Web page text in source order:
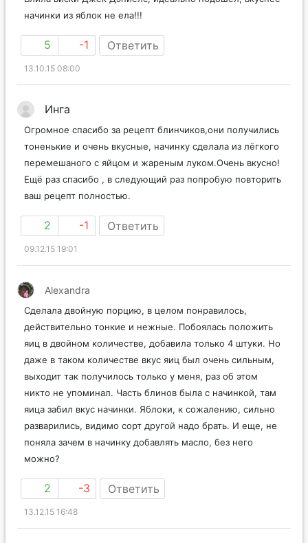
начинки из яблок не ела!!!
5 -1 Ответить
13.10.15 08:00
Инга
Огромное спасибо за рецепт блинчиков,они получились
тоненькие и очень вкусные, начинку сделала из лёгкого
перемешаного с яйцом и жареным луком.Очень вкусно!
Ещё раз спасибо , в следующий раз попробую повторить
ваш рецепт полностью.
2 -1 Ответить
09.12.15 19:01
Alexandra
Сделала двойную порцию, в целом понравилось,
действительно тонкие и нежные. Побоялась положить
яиц в двойном количестве, добавила только 4 штуки. Но
даже в таком количестве вкус яиц был очень сильным,
выходит так получилось только у меня, раз об этом
никто не упоминал. Часть блинов была с начинкой, там
яица забил вкус начинки. Яблоки, к сожалению, сильно
разварились, видимо сорт другой надо брать. И еще, не
поняла зачем в начинку добавлять масло, без него
можно?
2 -3 Ответить
13.12.15 16:48